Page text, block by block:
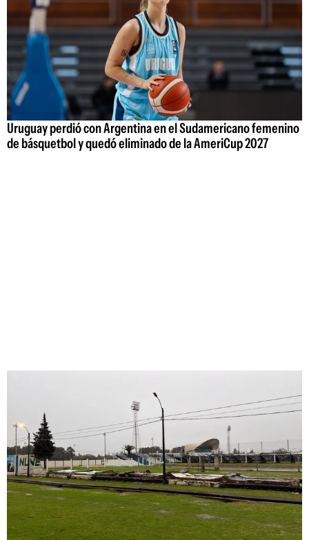
Uruguay perdió con Argentina en el Sudamericano femenino
de básquetbol y quedó eliminado de la AmeriCup 2027